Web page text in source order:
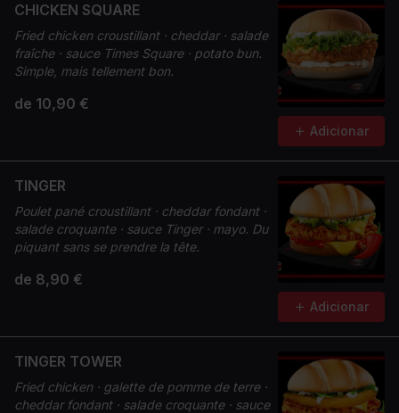
CHICKEN SQUARE
Fried chicken croustillant · cheddar · salade
fraîche · sauce Times Square · potato bun.
Simple, mais tellement bon.
de 10,90 €
Adicionar
TINGER
Poulet pané croustillant · cheddar fondant ·
salade croquante · sauce Tinger · mayo. Du
piquant sans se prendre la tête.
de 8,90 €
Adicionar
TINGER TOWER
Fried chicken · galette de pomme de terre ·
cheddar fondant · salade croquante · sauce